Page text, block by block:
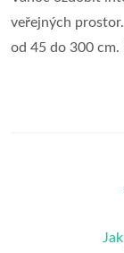
veřejných
od 45 do 300 cm.